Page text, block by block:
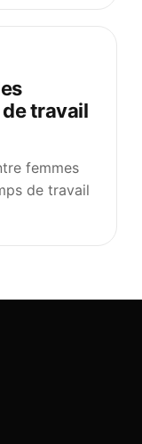
travail
femmes
de travail